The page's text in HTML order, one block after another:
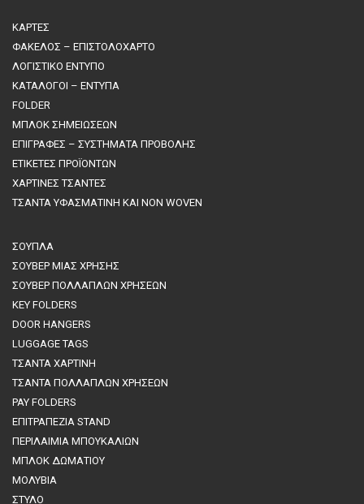
ΚΑΡΤΕΣ
ΦΑΚΕΛΟΣ – ΕΠΙΣΤΟΛΟΧΑΡΤΟ
ΛΟΓΙΣΤΙΚΟ ΕΝΤΥΠΟ
ΚΑΤΑΛΟΓΟΙ – ΕΝΤΥΠΑ
FOLDER
ΜΠΛΟΚ ΣΗΜΕΙΩΣΕΩΝ
ΕΠΙΓΡΑΦΕΣ – ΣΥΣΤΗΜΑΤΑ ΠΡΟΒΟΛΗΣ
ΕΤΙΚΕΤΕΣ ΠΡΟΪΟΝΤΩΝ
ΧΑΡΤΙΝΕΣ ΤΣΑΝΤΕΣ
ΤΣΑΝΤΑ ΥΦΑΣΜΑΤΙΝΗ ΚΑΙ NON WOVEN
ΣΟΥΠΛΑ
ΣΟΥΒΕΡ ΜΙΑΣ ΧΡΗΣΗΣ
ΣΟΥΒΕΡ ΠΟΛΛΑΠΛΩΝ ΧΡΗΣΕΩΝ
KEY FOLDERS
DOOR HANGERS
LUGGAGE TAGS
ΤΣΑΝΤΑ ΧΑΡΤΙΝΗ
ΤΣΑΝΤΑ ΠΟΛΛΑΠΛΩΝ ΧΡΗΣΕΩΝ
PAY FOLDERS
ΕΠΙΤΡΑΠΕΖΙΑ STAND
ΠΕΡΙΛΑΙΜΙΑ ΜΠΟΥΚΑΛΙΩΝ
MΠΛΟΚ ΔΩΜΑΤΙΟΥ
ΜΟΛΥΒΙΑ
ΣΤΥΛΟ